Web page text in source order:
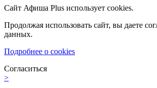
Сайт Афиша Plus использует cookies.
Продолжая использовать сайт, вы даете
данных.
Подробнее о cookies
Согласиться
>